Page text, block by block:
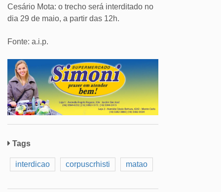
Cesário Mota: o trecho será interditado no
dia 29 de maio, a partir das 12h.
Fonte: a.i.p.
Tags
interdicao corpuscrhisti matao